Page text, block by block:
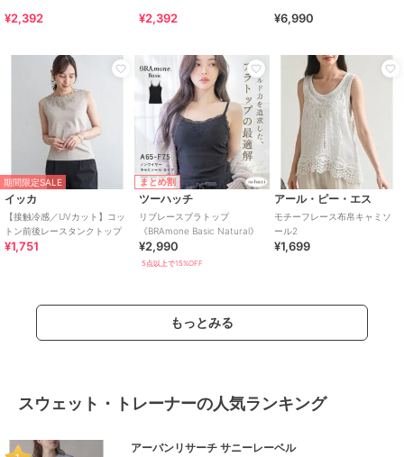
¥2,392 ¥2,392 ¥6,990
期間限定SALE
イッカ
【接触冷感／UVカット】コッ
トン前後レースタンクトップ
¥1,751
まとめ割
ツーハッチ
リブレースブラトップ
《BRAmone Basic Natural》
¥2,990
5点以上で15%OFF
アール・ピー・エス
モチーフレース布帛キャミソ
ール2
¥1,699
もっとみる
スウェット・トレーナーの人気ランキング
アーバンリサーチ サニーレーベル